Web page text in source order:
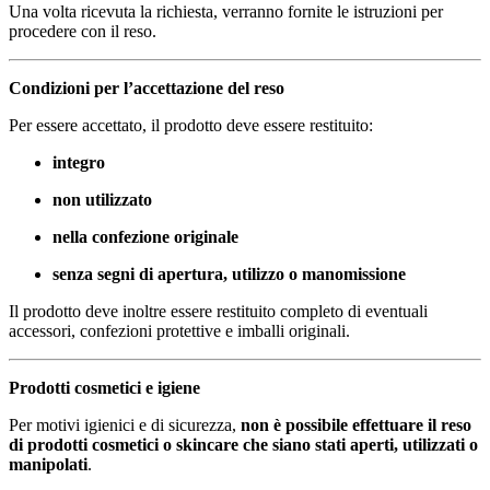
Una volta ricevuta la richiesta, verranno fornite le istruzioni per
procedere con il reso.
Condizioni per l’accettazione del reso
Per essere accettato, il prodotto deve essere restituito:
integro
non utilizzato
nella confezione originale
senza segni di apertura, utilizzo o manomissione
Il prodotto deve inoltre essere restituito completo di eventuali
accessori, confezioni protettive e imballi originali.
Prodotti cosmetici e igiene
Per motivi igienici e di sicurezza, non è possibile effettuare il reso
di prodotti cosmetici o skincare che siano stati aperti, utilizzati o
manipolati.